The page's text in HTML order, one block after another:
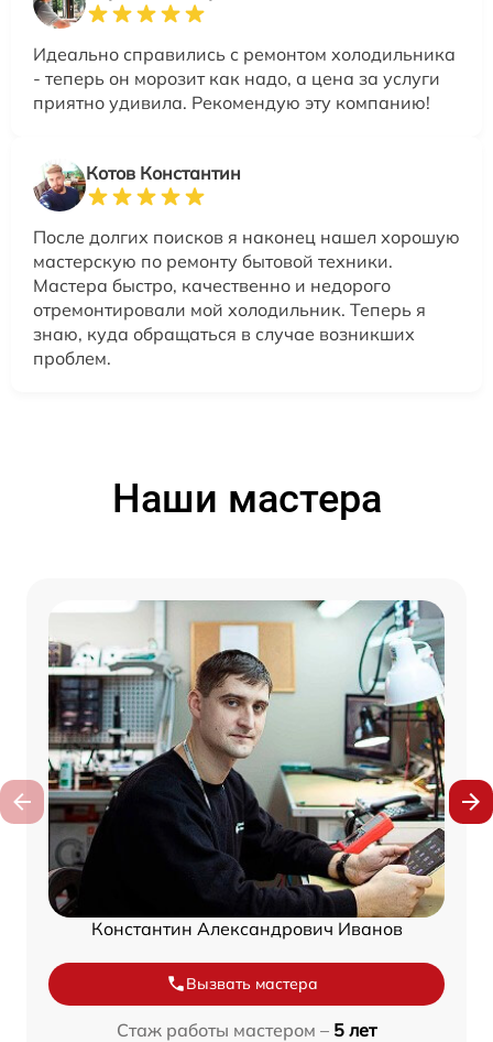
Идеально справились с ремонтом холодильника
- теперь он морозит как надо, а цена за услуги
приятно удивила. Рекомендую эту компанию!
Котов Константин
После долгих поисков я наконец нашел хорошую
мастерскую по ремонту бытовой техники.
Мастера быстро, качественно и недорого
отремонтировали мой холодильник. Теперь я
знаю, куда обращаться в случае возникших
проблем.
Наши мастера
Константин Александрович Иванов
Вызвать мастера
Стаж работы мастером – 5 лет